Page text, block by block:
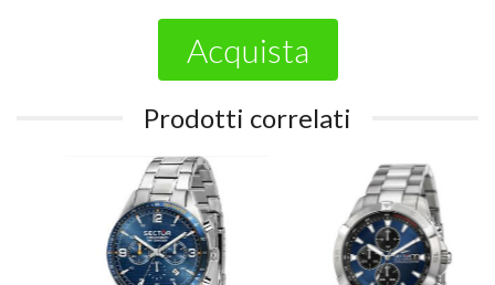
Acquista
Prodotti correlati